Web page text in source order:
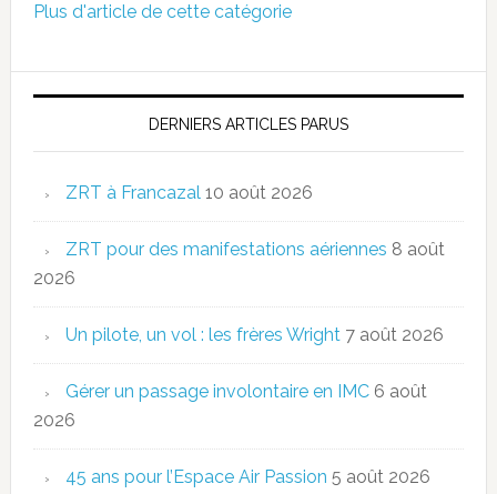
Plus d'article de cette catégorie
DERNIERS ARTICLES PARUS
ZRT à Francazal 10 août 2026
ZRT pour des manifestations aériennes 8 août
2026
Un pilote, un vol : les frères Wright 7 août 2026
Gérer un passage involontaire en IMC 6 août
2026
45 ans pour l’Espace Air Passion 5 août 2026